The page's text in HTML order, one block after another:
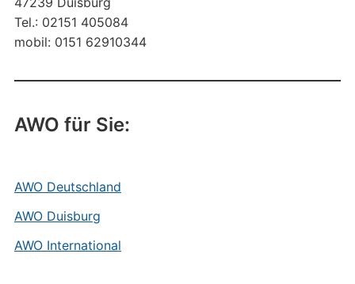
Tel.: 02151 405084
mobil: 0151 62910344
AWO für Sie:
AWO Deutschland
AWO Duisburg
AWO International